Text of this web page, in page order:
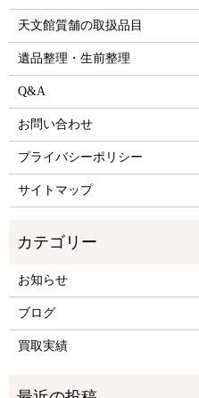
天文館質舗の取扱品目
遺品整理・生前整理
Q&A
お問い合わせ
プライバシーポリシー
サイトマップ
お知らせ
ブログ
買取実績